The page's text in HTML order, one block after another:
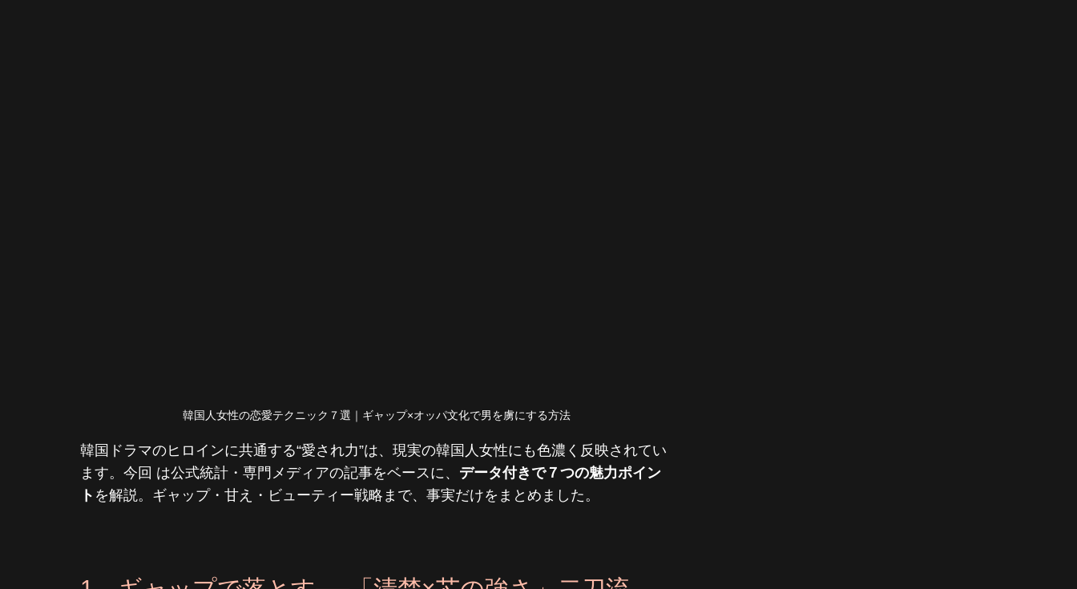
韓国人女性の恋愛テクニック７選｜ギャップ×オッパ文化で男を虜にする方法
韓国ドラマのヒロインに共通する“愛され力”は、現実の韓国人女性にも色濃く反映されてい
ます。今回 は公式統計・専門メディアの記事をベースに、 データ付きで７つの魅力ポイン
ト を解説。ギャップ・甘え・ビューティー戦略まで、事実だけをまとめました。